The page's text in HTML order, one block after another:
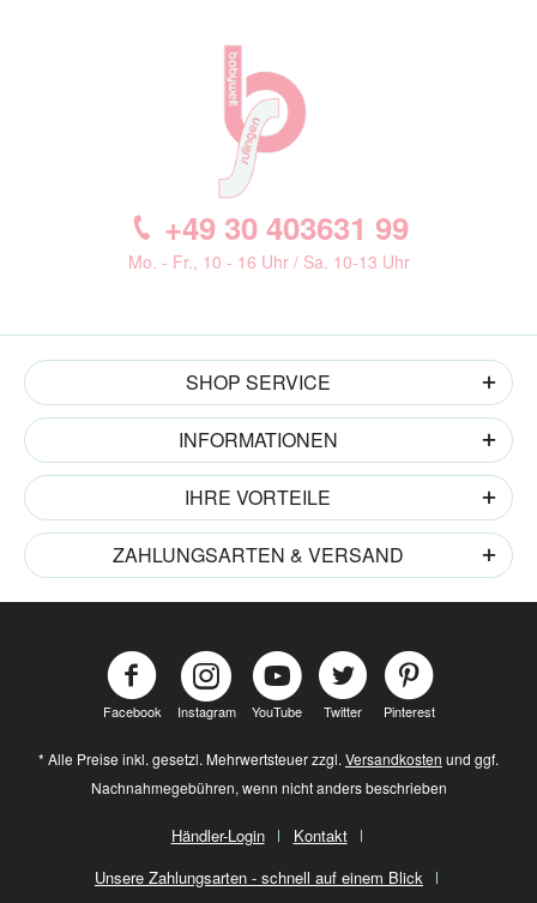
+49 30 403631 99
Mo. - Fr., 10 - 16 Uhr / Sa. 10-13 Uhr
SHOP SERVICE
INFORMATIONEN
IHRE VORTEILE
ZAHLUNGSARTEN & VERSAND
Facebook Instagram YouTube Twitter Pinterest
* Alle Preise inkl. gesetzl. Mehrwertsteuer zzgl. Versandkosten und ggf.
Nachnahmegebühren, wenn nicht anders beschrieben
Händler-Login
Kontakt
Unsere Zahlungsarten - schnell auf einem Blick